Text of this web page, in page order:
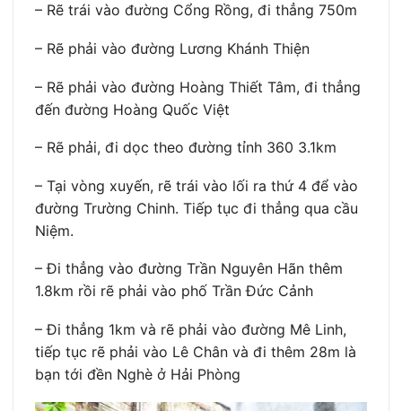
– Rẽ trái vào đường Cổng Rồng, đi thẳng 750m
– Rẽ phải vào đường Lương Khánh Thiện
– Rẽ phải vào đường Hoàng Thiết Tâm, đi thẳng
đến đường Hoàng Quốc Việt
– Rẽ phải, đi dọc theo đường tỉnh 360 3.1km
– Tại vòng xuyến, rẽ trái vào lối ra thứ 4 để vào
đường Trường Chinh. Tiếp tục đi thẳng qua cầu
Niệm.
– Đi thẳng vào đường Trần Nguyên Hãn thêm
1.8km rồi rẽ phải vào phố Trần Đức Cảnh
– Đi thẳng 1km và rẽ phải vào đường Mê Linh,
tiếp tục rẽ phải vào Lê Chân và đi thêm 28m là
bạn tới đền Nghè ở Hải Phòng